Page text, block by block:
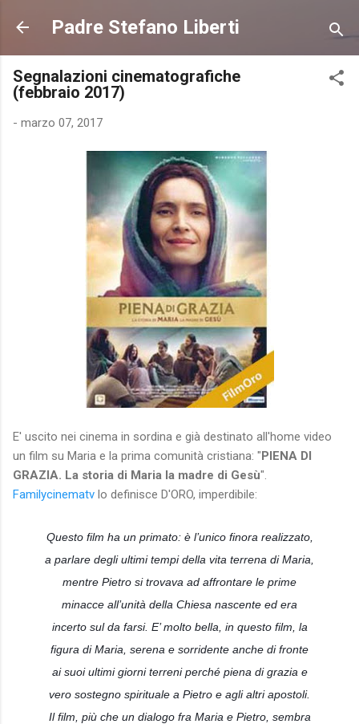
Passa ai contenuti principali
Padre Stefano Liberti
Segnalazioni cinematografiche
(febbraio 2017)
- marzo 07, 2017
E' uscito nei cinema in sordina e già destinato all'home video
un film su Maria e la prima comunità cristiana: "PIENA DI
GRAZIA. La storia di Maria la madre di Gesù".
Familycinematv lo definisce D'ORO, imperdibile:
Questo film ha un primato: è l’unico finora realizzato,
a parlare degli ultimi tempi della vita terrena di Maria,
mentre Pietro si trovava ad affrontare le prime
minacce all’unità della Chiesa nascente ed era
incerto sul da farsi. E’ molto bella, in questo film, la
figura di Maria, serena e sorridente anche di fronte
ai suoi ultimi giorni terreni perché piena di grazia e
vero sostegno spirituale a Pietro e agli altri apostoli.
Il film, più che un dialogo fra Maria e Pietro, sembra